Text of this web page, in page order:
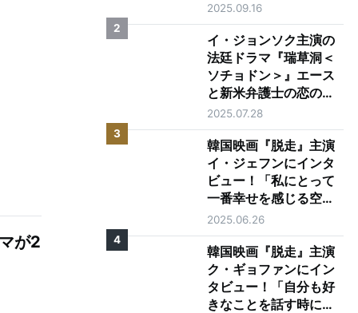
が2
2025.09.16
2
イ・ジョンソク主演の
法廷ドラマ『瑞草洞＜
ソチョドン＞』エース
と新米弁護士の恋の行
方は？
2025.07.28
3
韓国映画『脱走』主演
イ・ジェフンにインタ
ビュー！「私にとって
一番幸せを感じる空
間、それは映画館で
す」
2025.06.26
4
韓国映画『脱走』主演
ク・ギョファンにイン
タビュー！「自分も好
きなことを話す時に目